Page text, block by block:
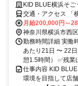
KID BLUE横浜そご
交通・アクセス 「
月給200,000円～
神奈川県横浜市西区
勤務時間詳細 実働
あたり21日 〜 22
憩1.5時間） ✅残
仕事内容 KID
環境を目指して